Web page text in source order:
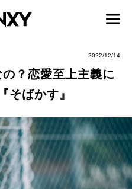
2022/12/14
？恋愛至上主義に
そばかす』